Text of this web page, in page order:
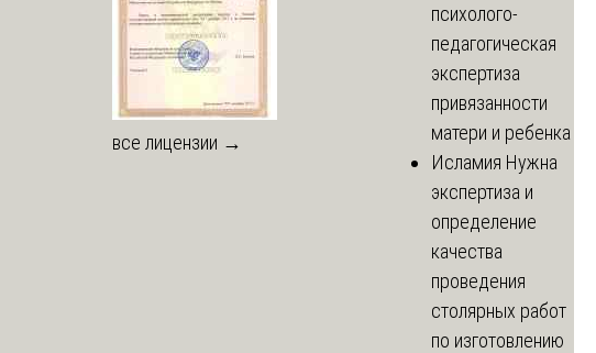
все лицензии →
психолого-
педагогическая
экспертиза
привязанности
матери и ребенка
Исламия Нужна
экспертиза и
определение
качества
проведения
столярных работ
по изготовлению